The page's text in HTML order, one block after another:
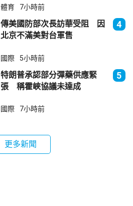
體育 7小時前
傳美國防部次長訪華受阻 因
北京不滿美對台軍售
4
國際 5小時前
特朗普承認部分彈藥供應緊
張 稱霍峽協議未達成
5
國際 7小時前
更多新聞